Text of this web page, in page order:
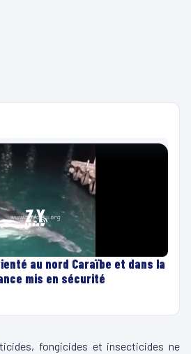
au nord Caraïbe et dans la
mis en sécurité
fongicides et insecticides ne